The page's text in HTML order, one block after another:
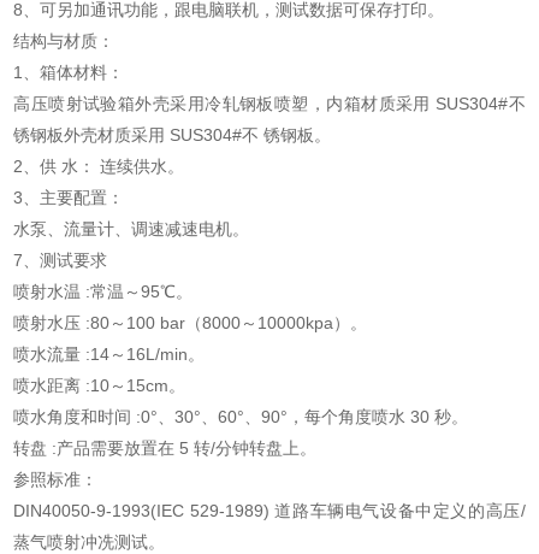
8、可另加通讯功能，跟电脑联机，测试数据可保存打印。
结构与材质：
1、箱体材料：
高压喷射试验箱外壳采用冷轧钢板喷塑，内箱材质采用 SUS304#不
锈钢板外壳材质采用 SUS304#不 锈钢板。
2、供 水： 连续供水。
3、主要配置：
水泵、流量计、调速减速电机。
7、测试要求
喷射水温 :常温～95℃。
喷射水压 :80～100 bar（8000～10000kpa） 。
喷水流量 :14～16L/min。
喷水距离 :10～15cm。
喷水角度和时间 :0°、30°、60°、90°，每个角度喷水 30 秒。
转盘 :产品需要放置在 5 转/分钟转盘上。
参照标准：
DIN40050-9-1993(IEC 529-1989) 道路车辆电气设备中定义的高压/
蒸气喷射冲冼测试。